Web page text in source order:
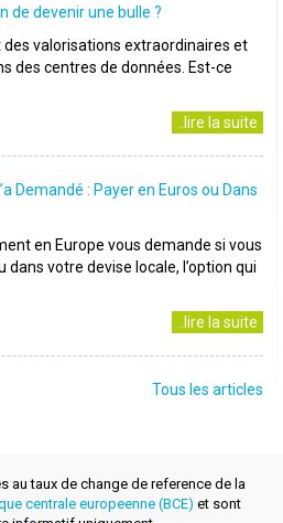
de devenir une bulle ?
des valorisations extraordinaires et
des centres de données. Est-ce
..lire la suite
Demandé : Payer en Euros ou Dans
en Europe vous demande si vous
votre devise locale, l’option qui
..lire la suite
Tous les articles
au taux de change de reference de la
centrale europeenne (BCE) et sont